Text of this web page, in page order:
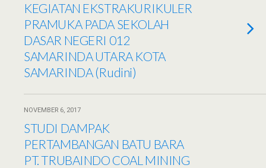
KEGIATAN EKSTRAKURIKULER
PRAMUKA PADA SEKOLAH
DASAR NEGERI 012
SAMARINDA UTARA KOTA
SAMARINDA (Rudini)
NOVEMBER 6, 2017
STUDI DAMPAK
PERTAMBANGAN BATU BARA
PT. TRUBAINDO COAL MINING